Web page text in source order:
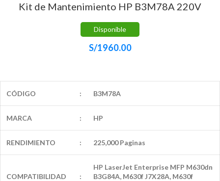
Kit de Mantenimiento HP B3M78A 220V
Disponible
S/1960.00
CÓDIGO : B3M78A
MARCA : HP
RENDIMIENTO : 225,000 Paginas
COMPATIBILIDAD :
HP LaserJet Enterprise MFP M630dn
B3G84A, M630f J7X28A, M630f